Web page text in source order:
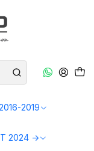
2019
2024 ->